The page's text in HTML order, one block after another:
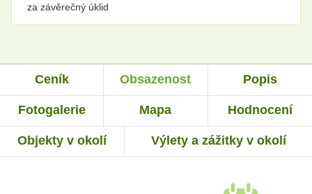
za závěrečný úklid
Ceník Obsazenost Popis
Fotogalerie Mapa Hodnocení
Objekty v okolí Výlety a zážitky v okolí